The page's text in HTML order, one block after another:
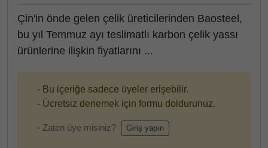
Çin'in önde gelen çelik üreticilerinden Baosteel,
bu yıl Temmuz ayı teslimatlı karbon çelik yassı
ürünlerine ilişkin fiyatlarını ...
- Bu içeriğe sadece üyeler erişebilir.
- Ücretsiz denemek için formu doldurunuz.
- Zaten üye misiniz? Giriş yapın